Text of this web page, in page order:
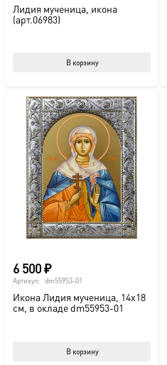
Лидия мученица, икона
(арт.06983)
В корзину
6 500₽
Артикул: dm55953-01
Икона Лидия мученица, 14х18
см, в окладе dm55953-01
В корзину